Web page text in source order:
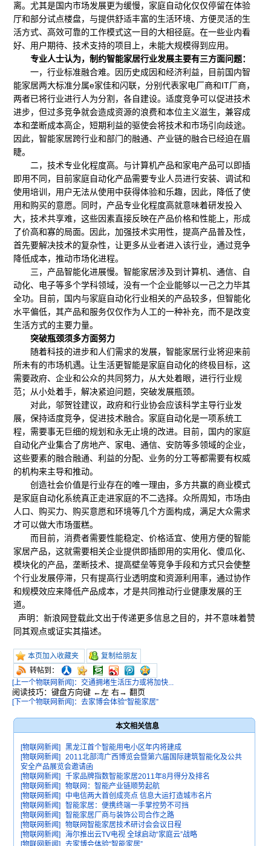
离。尤其是国内市场发展更为缓慢，家庭自动化仅仅停留在体验
厅和部分试点楼盘，与提供舒适丰富的生活环境、方便灵活的生
活方式、高效可靠的工作模式这一目的大相径庭。在一些业内看
好、用户期待、技术支持的项目上，未能大规模得到应用。
专业人士认为，制约智能家居行业发展主要有三方面问题：
一，行业标准融合难。因历史成因和经济利益，目前国内智
能家居两大标准分属e家佳和闪联，分别代表家电厂商和IT厂商，
两者已将行业进行人为分割，各自建设。适度竞争可以促进技术
进步，但过多竞争就会造成资源的浪费和本位主义滋生，兼容成
本和垄断成本高企，短期利益的驱使会将技术和市场引向歧途。
因此，智能家居跨行业和部门的融通、产业链的融合已经迫在眉
睫。
二，技术专业化程度高。与计算机产品和家电产品可以即插
即用不同，目前家庭自动化产品需要专业人员进行安装、调试和
使用培训，用户无法从使用中获得体验和乐趣，因此，降低了使
用和购买的意愿。同时，产品专业化程度高就意味着研发投入
大，技术共享难，这些因素直接反映在产品价格和性能上，形成
了价高和寡的局面。因此，加强技术实用性，提高产品普及性，
首先要解决技术的复杂性，让更多从业者进入该行业，通过竞争
降低成本，推动市场化进程。
三，产品智能化进展慢。智能家居涉及到计算机、通信、自
动化、电子等多个学科领域，没有一个企业能够以一己之力毕其
全功。目前，国内与家庭自动化行业相关的产品较多，但智能化
水平偏低，其产品和服务仅仅作为人工的一种补充，而不是改变
生活方式的主要力量。
突破瓶颈须多方面努力
随着科技的进步和人们需求的发展，智能家居行业将迎来前
所未有的市场机遇。让生活更智能是家庭自动化的终极目标，这
需要政府、企业和公众的共同努力，从大处着眼，进行行业规
范；从小处着手，解决紧迫问题，突破发展瓶颈。
对此，邬贺铨建议，政府和行业协会应该科学主导行业发
展，保持适度竞争，促进技术融合。家庭自动化是一项系统工
程，需要事无巨细的规划和永无止境的改进。目前，国内的家庭
自动化产业集合了房地产、家电、通信、安防等多领域的企业，
这些要素的融合融通、利益的分配、业务的分工等都需要有权威
的机构来主导和推动。
创造社会价值是行业存在的唯一理由，多方共赢的商业模式
是家庭自动化系统真正走进家庭的不二选择。众所周知，市场由
人口、购买力、购买意愿和环境等几个方面构成，满足大众需求
才可以做大市场蛋糕。
而目前，消费者需要性能稳定、价格适宜、使用方便的智能
家居产品，这就需要相关企业提供即插即用的实用化、傻瓜化、
模块化的产品，垄断技术、提高壁垒等竞争手段和方式只会使整
个行业发展停滞，只有提高行业透明度和资源利用率，通过协作
和规模效应来降低产品成本，才是共同推动行业健康发展的王
道。
声明：新浪网登载此文出于传递更多信息之目的，并不意味着赞
同其观点或证实其描述。
本页加入收藏夹
复制给朋友
转帖到：
[上一个物联网新闻]：交通拥堵生活压力或将加快...
阅读技巧：键盘方向键 ←左 右→ 翻页
[下一个物联网新闻]：去家博会体验“智能家居”
本文相关信息
[物联网新闻]
黑龙江首个智能用电小区年内将建成
[物联网新闻]
2011北部湾广西博览会暨第六届国际建筑智能化及公共
安全产品展览会邀请函
[物联网新闻]
千家品牌指数智能家居2011年8月得分及排名
[物联网新闻]
物联网：智能产业链顺势起航
[物联网新闻]
中电信两大首创成亮点 信息大运打造城市名片
[物联网新闻]
智能家居：便携终端一手掌控势不可挡
[物联网新闻]
智能家居厂商与装饰公司合作之路
[物联网新闻]
物联网智能家居技术研讨会会议日程
[物联网新闻]
海尔推出云TV电视 全球启动“家庭云”战略
[物联网新闻]
去家博会体验“智能家居”